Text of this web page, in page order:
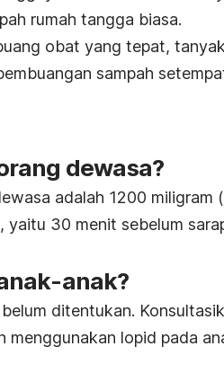
rumah tangga biasa.
obat yang tepat,
sampah
dewasa?
adalah 1200 miligram
30 menit sebelum
anak?
ditentukan.
lopid pada